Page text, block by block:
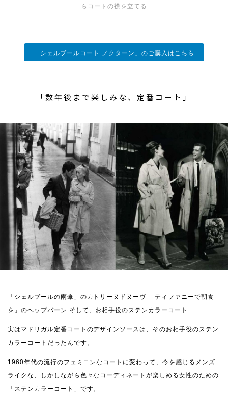
らコートの襟を立てる
「シェルブールコート ノクターン」のご購入はこちら
「数年後まで楽しみな、定番コート」
「シェルブールの雨傘」のカトリーヌドヌーヴ 「ティファニーで朝食
を」のヘップバーン そして、お相手役のステンカラーコート...
実はマドリガル定番コートのデザインソースは、そのお相手役のステン
カラーコートだったんです。
1960年代の流行のフェミニンなコートに変わって、今を感じるメンズ
ライクな、しかしながら色々なコーディネートが楽しめる女性のための
「ステンカラーコート」です。